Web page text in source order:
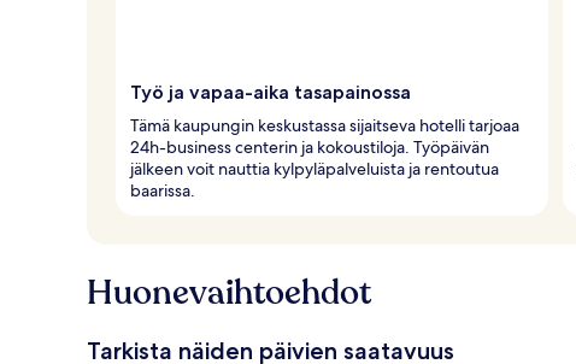
Työ ja vapaa-aika tasapainossa
Tämä kaupungin keskustassa sijaitseva hotelli tarjoaa
24h-business centerin ja kokoustiloja. Työpäivän
jälkeen voit nauttia kylpyläpalveluista ja rentoutua
baarissa.
Huonevaihtoehdot
Tarkista näiden päivien saatavuus